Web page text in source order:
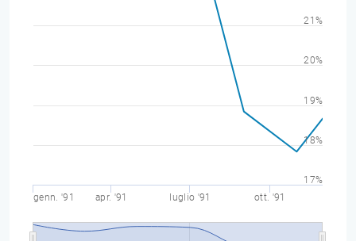
genn. '91 apr. '91 luglio '91 ott. '91
17%
18%
19%
20%
21%